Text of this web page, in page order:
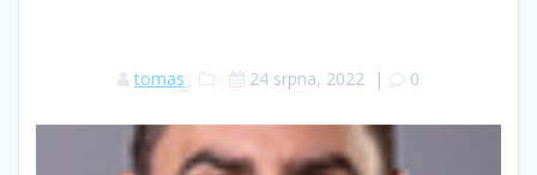
tomas 24 srpna, 2022 | 0